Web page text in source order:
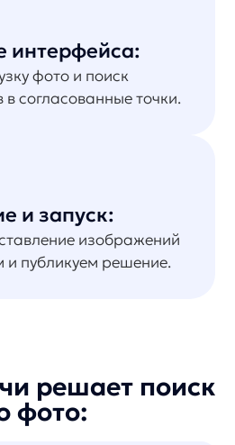
найденный
найти аналогичный
в один клик
размещения